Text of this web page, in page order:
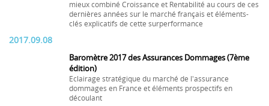
mieux combiné Croissance et Rentabilité au cours de ces
dernières années sur le marché français et éléments-
clés explicatifs de cette surperformance
2017.09.08
Baromètre 2017 des Assurances Dommages (7ème
édition)
Eclairage stratégique du marché de l'assurance
dommages en France et éléments prospectifs en
découlant